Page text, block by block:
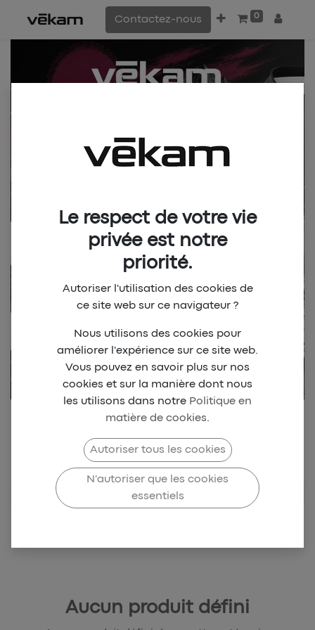
0
Contactez-nous
Retrouvez notre collection
Beach park Dionysien
BRESIL
Aucun produit défini
Le respect de votre vie
privée est notre
priorité.
Autoriser l'utilisation des cookies de
ce site web sur ce navigateur ?
Nous utilisons des cookies pour
améliorer l'expérience sur ce site web.
Vous pouvez en savoir plus sur nos
cookies et sur la manière dont nous
les utilisons dans notre Politique en
matière de cookies
Autoriser tous les cookies
N'autoriser que les cookies
essentiels